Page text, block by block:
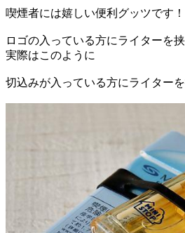
喫煙者には嬉しい便利グッツです！
ロゴの入っている方にライターを
実際はこのように
切込みが入っている方にライターを